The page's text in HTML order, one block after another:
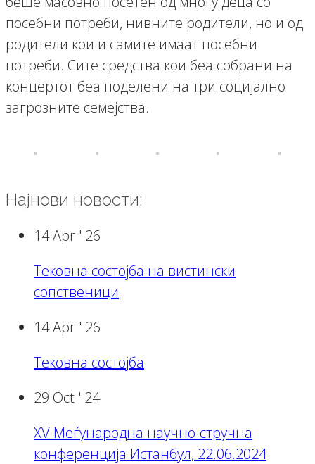
посебни потреби, нивните родители, но и од
родители кои и самите имаат посебни
потреби. Сите средства кои беа собрани на
концертот беа поделени на три социјално
загрозните семејства.
Најнови новости:
14 Apr ' 26
Тековна состојба на вистински
сопственици
14 Apr ' 26
Тековна состојба
29 Oct ' 24
XV Меѓународна научно-стручна
конференција Истанбул, 22.06.2024